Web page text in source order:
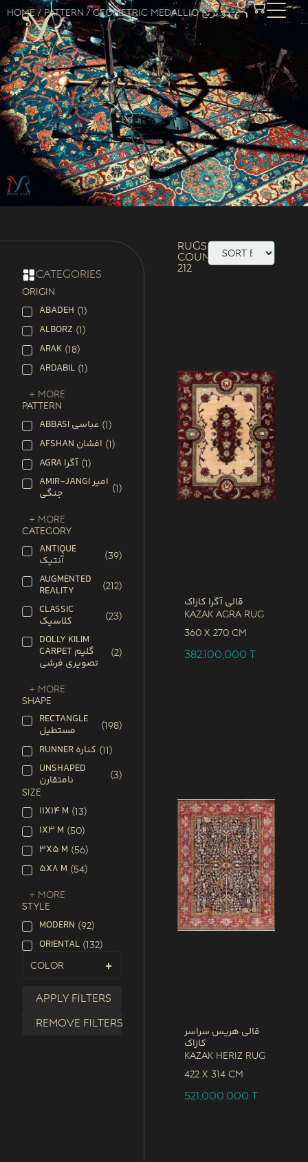
Home / Pattern / Geometric Medallio دو ترنج
categories
ORIGIN
ABADEH (1)
ALBORZ (1)
ARAK (18)
ARDABIL (1)
+ More
PATTERN
ABBASI عباسی (1)
AFSHAN افشان (1)
AGRA آگرا (1)
AMIR-JANGI امیر
جنگی (1)
+ More
CATEGORY
ANTIQUE
آنتیک (39)
AUGMENTED
REALITY (212)
CLASSIC
کلاسیک (23)
DOLLY KILIM
CARPET گلیم
تصویری فرشی
(2)
+ More
SHAPE
RECTANGLE
مستطیل (198)
RUNNER کناره (11)
UNSHAPED
نامتقارن (3)
SIZE
11X14 M (13)
1X3 M (50)
3X5 M (56)
5X8 M (54)
+ More
STYLE
MODERN (92)
ORIENTAL (132)
Color
Apply filters
Remove filters
Rugs
Count:
212
قالی آگرا کازاک
Kazak Agra Rug
360 x 270 CM
382,100,000T
قالی هریس سراسر
کازاک
Kazak Heriz Rug
422 x 314 CM
521,000,000T